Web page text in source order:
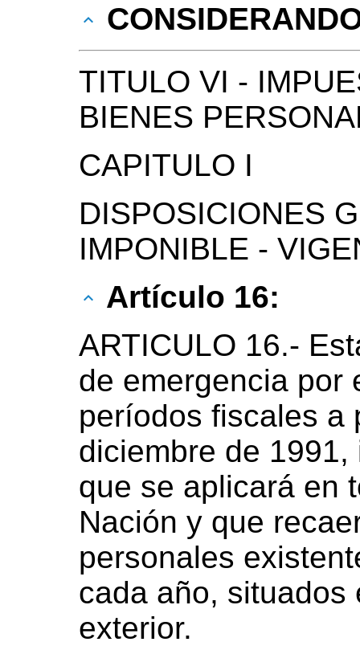
TITULO VI -
BIENES
CAPITULO I
DISPOSICIONES
IMPONIBLE -
Artículo 16:
ARTICULO 16.-
de emergencia por
períodos fiscales a
diciembre de
que se aplicará en
Nación y que
personales
cada año, situados
exterior.